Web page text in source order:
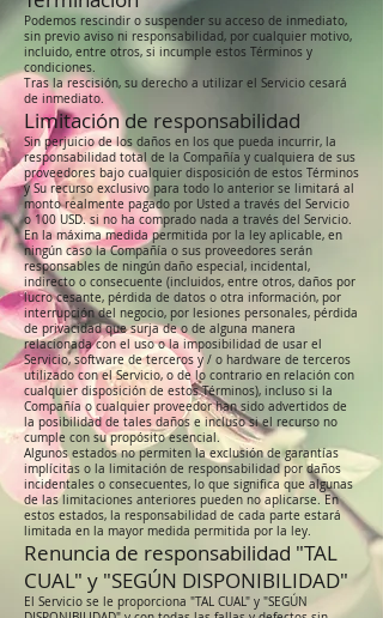
Podemos rescindir o suspender su acceso de inmediato,
sin previo aviso ni responsabilidad, por cualquier motivo,
incluido, entre otros, si incumple estos Términos y
condiciones.
Tras la rescisión, su derecho a utilizar el Servicio cesará
de inmediato.
Limitación de responsabilidad
Sin perjuicio de los daños en los que pueda incurrir, la
responsabilidad total de la Compañía y cualquiera de sus
proveedores bajo cualquier disposición de estos Términos
y Su recurso exclusivo para todo lo anterior se limitará al
monto realmente pagado por Usted a través del Servicio
o 100 USD. si no ha comprado nada a través del Servicio.
En la máxima medida permitida por la ley aplicable, en
ningún caso la Compañía o sus proveedores serán
responsables de ningún daño especial, incidental,
indirecto o consecuente (incluidos, entre otros, daños por
lucro cesante, pérdida de datos o otra información, por
interrupción del negocio, por lesiones personales, pérdida
de privacidad que surja de o de alguna manera
relacionada con el uso o la imposibilidad de usar el
Servicio, software de terceros y / o hardware de terceros
utilizado con el Servicio, o de lo contrario en relación con
cualquier disposición de estos Términos), incluso si la
Compañía o cualquier proveedor han sido advertidos de
la posibilidad de tales daños e incluso si el recurso no
cumple con su propósito esencial.
Algunos estados no permiten la exclusión de garantías
implícitas o la limitación de responsabilidad por daños
incidentales o consecuentes, lo que significa que algunas
de las limitaciones anteriores pueden no aplicarse. En
estos estados, la responsabilidad de cada parte estará
limitada en la mayor medida permitida por la ley.
Renuncia de responsabilidad "TAL
CUAL" y "SEGÚN DISPONIBILIDAD"
El Servicio se le proporciona "TAL CUAL" y "SEGÚN